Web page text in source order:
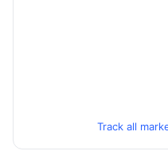
Track all